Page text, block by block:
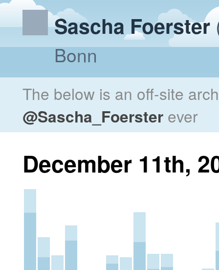
Sascha Foerster
Bonn
The below is an off-site
@Sascha_Foerster ever
December 11th,